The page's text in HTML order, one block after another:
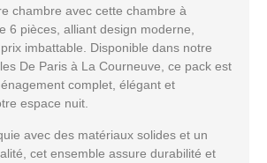
chambre avec cette chambre à
6 pièces, alliant design moderne,
prix imbattable. Disponible dans notre
De Paris à La Courneuve, ce pack est
complet, élégant et
espace nuit.
avec des matériaux solides et un
, cet ensemble assure durabilité et